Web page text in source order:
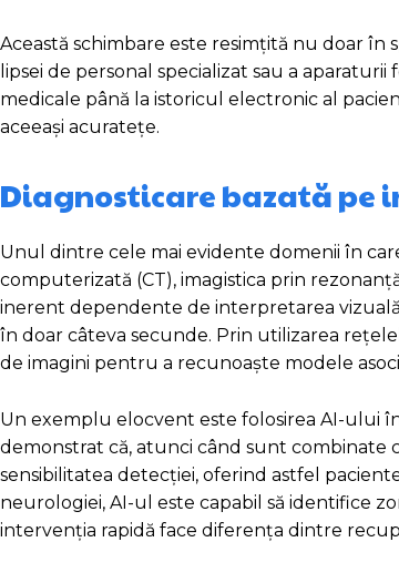
Această schimbare este resimțită nu doar în
lipsei de personal specializat sau a
medicale până la istoricul electronic al
aceeași acuratețe.
Diagnosticare bazată pe
Unul dintre cele mai evidente domenii în
computerizată (CT), imagistica prin
inerent dependente de interpretarea
în doar câteva secunde. Prin utilizarea
de imagini pentru a recunoaște modele
Un exemplu elocvent este folosirea AI-ului
demonstrat că, atunci când sunt combinate
sensibilitatea detecției, oferind astfel
neurologiei, AI-ul este capabil să identifice
intervenția rapidă face diferența dintre